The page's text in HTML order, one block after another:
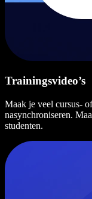
Trainingsvideo’s
Maak je veel cursus-
nasynchroniseren.
studenten.